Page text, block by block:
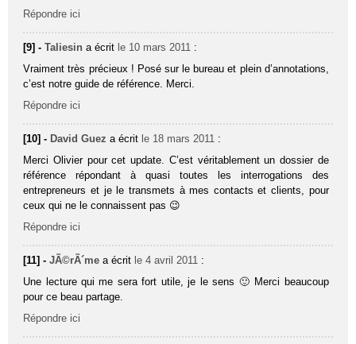
Répondre ici
[9] -Taliesin a écrit le 10 mars 2011 :
Vraiment très précieux ! Posé sur le bureau et plein d’annotations,
c’est notre guide de référence. Merci.
Répondre ici
[10] - David Guez a écrit le 18 mars 2011 :
Merci Olivier pour cet update. C’est véritablement un dossier de
référence répondant à quasi toutes les interrogations des
entrepreneurs et je le transmets à mes contacts et clients, pour
ceux qui ne le connaissent pas 😉
Répondre ici
[11] -JÃ©rÃ´me a écrit le 4 avril 2011 :
Une lecture qui me sera fort utile, je le sens 🙂 Merci beaucoup
pour ce beau partage.
Répondre ici